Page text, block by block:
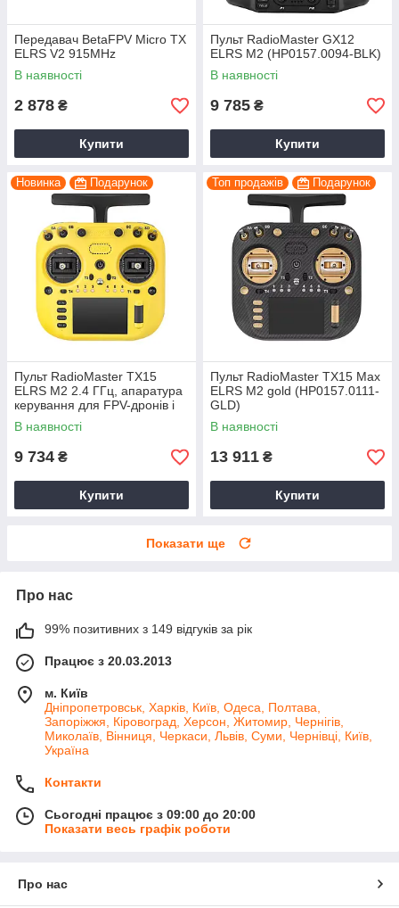
Передавач BetaFPV Micro TX
ELRS V2 915MHz
В наявності
2 878 ₴
Купити
Пульт RadioMaster GX12
ELRS M2 (HP0157.0094-BLK)
В наявності
9 785 ₴
Купити
Новинка Подарунок
Пульт RadioMaster TX15
ELRS M2 2.4 ГГц, апаратура
керування для FPV-дронів і
RC-моделей yellow
(HP0157.0110-YEL)
В наявності
9 734 ₴
Купити
Топ продажів Подарунок
Пульт RadioMaster TX15 Max
ELRS M2 gold (HP0157.0111-
GLD)
В наявності
13 911 ₴
Купити
Показати ще
Про нас
99% позитивних з 149 відгуків за рік
Працює з 20.03.2013
м. Київ
Дніпропетровськ, Харків, Київ, Одеса, Полтава,
Запоріжжя, Кіровоград, Херсон, Житомир, Чернігів,
Миколаїв, Вінниця, Черкаси, Львів, Суми, Чернівці, Київ,
Україна
Контакти
Сьогодні працює з 09:00 до 20:00
Показати весь графік роботи
Про нас